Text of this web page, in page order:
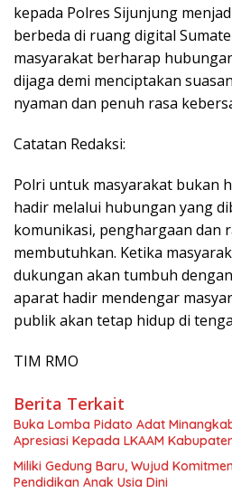
kepada Polres Sijunjung
berbeda di ruang digital
masyarakat berharap
dijaga demi menciptakan
nyaman dan penuh rasa
Catatan Redaksi:
Polri untuk masyarakat bukan
hadir melalui hubungan yang
komunikasi, penghargaan dan
membutuhkan. Ketika
dukungan akan tumbuh
aparat hadir mendengar
publik akan tetap hidup di
TIM RMO
Berita Terkait
Buka Lomba Pidato Adat
Apresiasi Kepada LKAAM
Miliki Gedung Baru, Wujud
Pendidikan Anak Usia Dini